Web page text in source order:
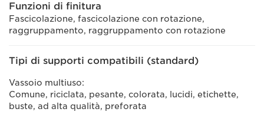
Funzioni di finitura
Fascicolazione, fascicolazione con rotazione,
raggruppamento, raggruppamento con rotazione
Tipi di supporti compatibili (standard)
Vassoio multiuso:
Comune, riciclata, pesante, colorata, lucidi, etichette,
buste, ad alta qualità, preforata